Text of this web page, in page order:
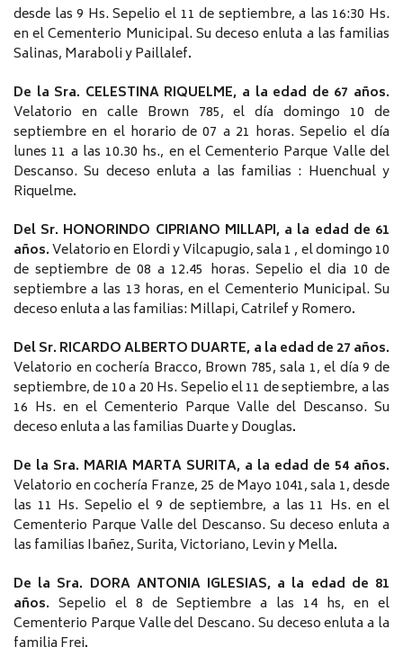
desde las 9 Hs. Sepelio el 11 de septiembre, a las 16:30 Hs.
en el Cementerio Municipal. Su deceso enluta a las familias
Salinas, Maraboli y Paillalef.
De la Sra. CELESTINA RIQUELME, a la edad de 67 años.
Velatorio en calle Brown 785, el día domingo 10 de
septiembre en el horario de 07 a 21 horas. Sepelio el día
lunes 11 a las 10.30 hs., en el Cementerio Parque Valle del
Descanso. Su deceso enluta a las familias : Huenchual y
Riquelme.
Del Sr. HONORINDO CIPRIANO MILLAPI, a la edad de 61
años.Velatorio en Elordi y Vilcapugio, sala 1 , el domingo 10
de septiembre de 08 a 12.45 horas. Sepelio el dia 10 de
septiembre a las 13 horas, en el Cementerio Municipal. Su
deceso enluta a las familias: Millapi, Catrilef y Romero.
Del Sr. RICARDO ALBERTO DUARTE, a la edad de 27 años.
Velatorio en cochería Bracco, Brown 785, sala 1, el día 9 de
septiembre, de 10 a 20 Hs. Sepelio el 11 de septiembre, a las
16 Hs. en el Cementerio Parque Valle del Descanso. Su
deceso enluta a las familias Duarte y Douglas.
De la Sra. MARIA MARTA SURITA, a la edad de 54 años.
Velatorio en cochería Franze, 25 de Mayo 1041, sala 1, desde
las 11 Hs. Sepelio el 9 de septiembre, a las 11 Hs. en el
Cementerio Parque Valle del Descanso. Su deceso enluta a
las familias Ibañez, Surita, Victoriano, Levin y Mella.
De la Sra. DORA ANTONIA IGLESIAS, a la edad de 81
años. Sepelio el 8 de Septiembre a las 14 hs, en el
Cementerio Parque Valle del Descano. Su deceso enluta a la
familia Frei.